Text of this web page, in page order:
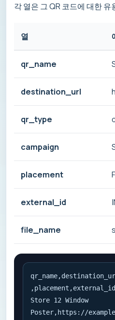
각 열은 그 QR 코드에 대한
열
qr_name
destination_url
qr_type
campaign
placement
external_id
file_name
Store 12 Window
Poster,https://